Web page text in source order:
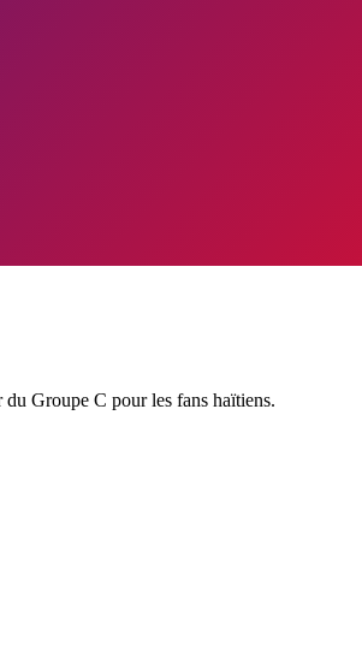
Groupe C pour les fans haïtiens.